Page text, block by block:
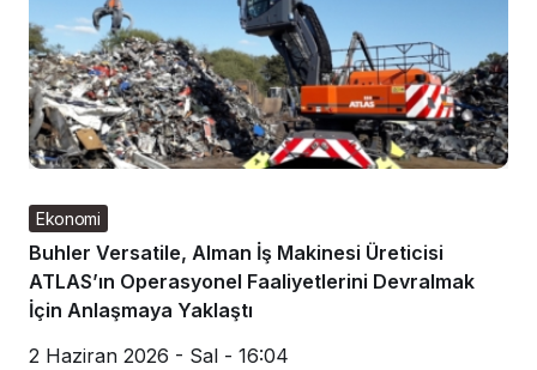
Ekonomi
Buhler Versatile, Alman İş Makinesi Üreticisi
ATLAS’ın Operasyonel Faaliyetlerini Devralmak
İçin Anlaşmaya Yaklaştı
2 Haziran 2026 - Sal - 16:04